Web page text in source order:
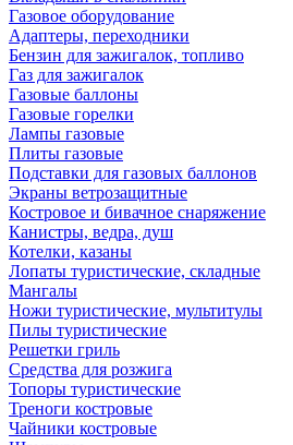
Газовое оборудование
Адаптеры, переходники
Бензин для зажигалок, топливо
Газ для зажигалок
Газовые баллоны
Газовые горелки
Лампы газовые
Плиты газовые
Подставки для газовых баллонов
Экраны ветрозащитные
Костровое и бивачное снаряжение
Канистры, ведра, душ
Котелки, казаны
Лопаты туристические, складные
Мангалы
Ножи туристические, мультитулы
Пилы туристические
Решетки гриль
Средства для розжига
Топоры туристические
Треноги костровые
Чайники костровые